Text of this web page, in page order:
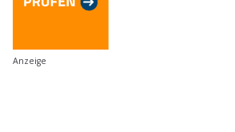
Anzeige